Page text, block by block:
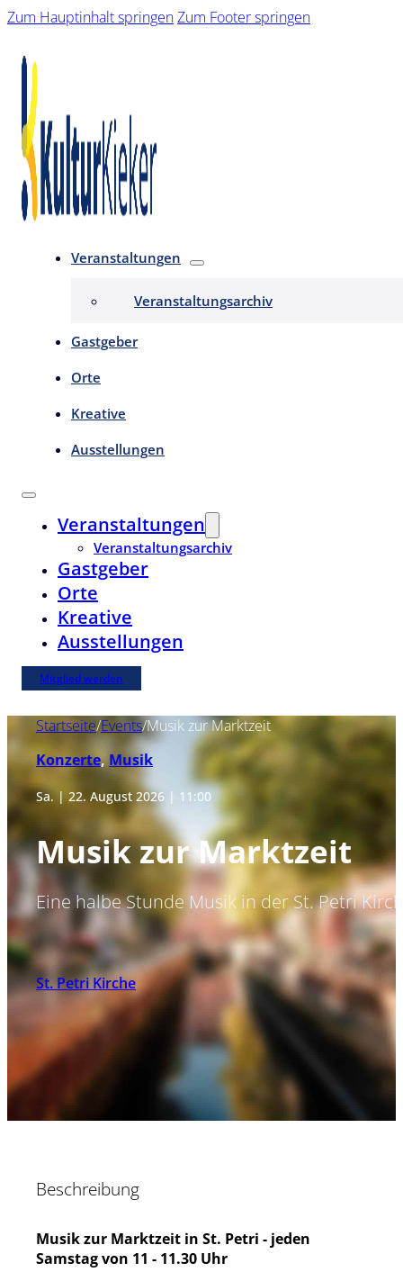
Zum Hauptinhalt springenZum Footer springen
Veranstaltungen
Veranstaltungsarchiv
Gastgeber
Orte
Kreative
Ausstellungen
Veranstaltungen
Veranstaltungsarchiv
Gastgeber
Orte
Kreative
Ausstellungen
Mitglied werden
Startseite/Events/Musik zur Marktzeit
Konzerte,Musik
Sa. | 22. August 2026 | 11:00
Musik zur Marktzeit
Eine halbe Stunde Musik in der St. Petri
St. Petri Kirche
Beschreibung
Musik zur Marktzeit in St. Petri - jeden
Samstag von 11 - 11.30 Uhr